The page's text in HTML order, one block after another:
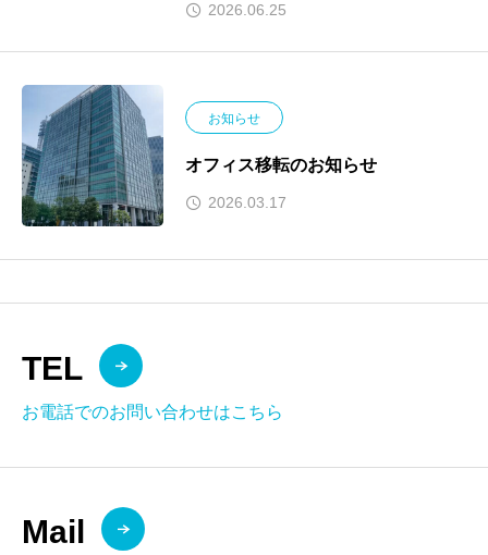
2026.06.25
お知らせ
オフィス移転のお知らせ
2026.03.17
TEL
お電話でのお問い合わせはこちら
Mail